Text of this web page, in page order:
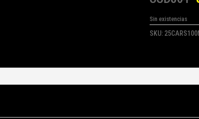
Sin existencias
SKU: